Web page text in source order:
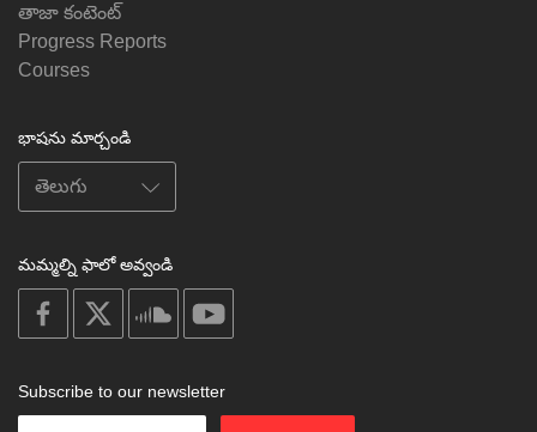
తాజా కంటెంట్
Progress Reports
Courses
భాషను మార్చండి
మమ్మల్ని ఫాలో అవ్వండి
on
facebook
soundcloud
Subscribe to our newsletter